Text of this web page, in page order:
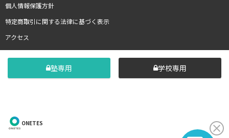
個人情報保護方針
特定商取引に関する法律に基づく表示
アクセス
塾専用 学校専用
ONETES